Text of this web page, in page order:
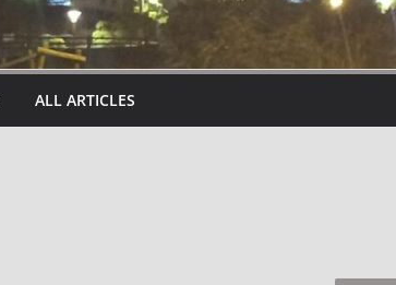
ALL ARTICLES